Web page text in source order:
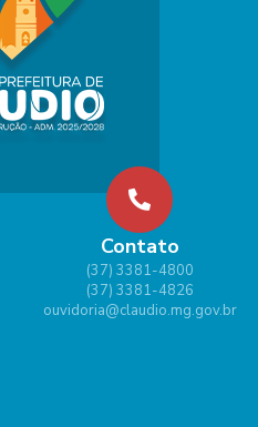
Contato
(37) 3381-4800
(37) 3381-4826
ouvidoria@claudio.mg.gov.br